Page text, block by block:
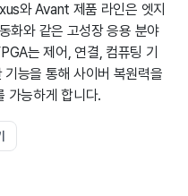
와 Avant 제품 라인은 엣지
화와 같은 고성장 응용 분야
는 제어, 연결, 컴퓨팅 기
능을 통해 사이버 복원력을
가능하게 합니다.